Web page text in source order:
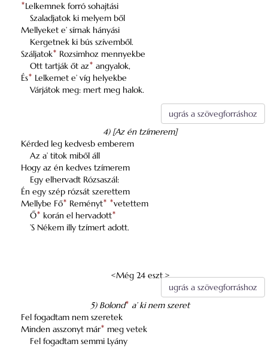
*Lelkemnek forró sohajtási
Szaladjatok ki melyem ből
Mellyeket e’ sírnak hányási
Kergetnek ki bús szívemből.
Száljatok* Rozsimhoz mennyekbe
Ott tartják őt az* angyalok,
És* Lelkemet e’ víg helyekbe
Várjátok meg: mert meg halok.
ugrás a szövegforráshoz
4) [Az én tzímerem]
Kérded leg kedvesb emberem
Az a’ titok miből áll
Hogy az én kedves tzímerem
Egy elhervadt Rózsaszál:
Én egy szép rózsát szerettem
Mellybe Fő* Reményt* *vetettem
Ő* korán el hervadott*
’S Nékem illy tzímert adott.
<Még 24 eszt.>
ugrás a szövegforráshoz
5) Bolond* a’ ki nem szeret
Fel fogadtam nem szeretek
Minden asszonyt már* meg vetek
Fel fogadtam semmi Lyány